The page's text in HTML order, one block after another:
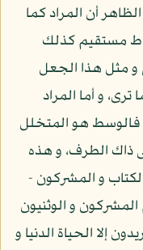
أن المراد كما
مستقيم كذلك
و مثل هذا الجعل
و أما المراد
هو المتخلل
ذاك الطرف، و هذه
و المشركون -
و الوثنيون
إلا الحياة الدنيا و